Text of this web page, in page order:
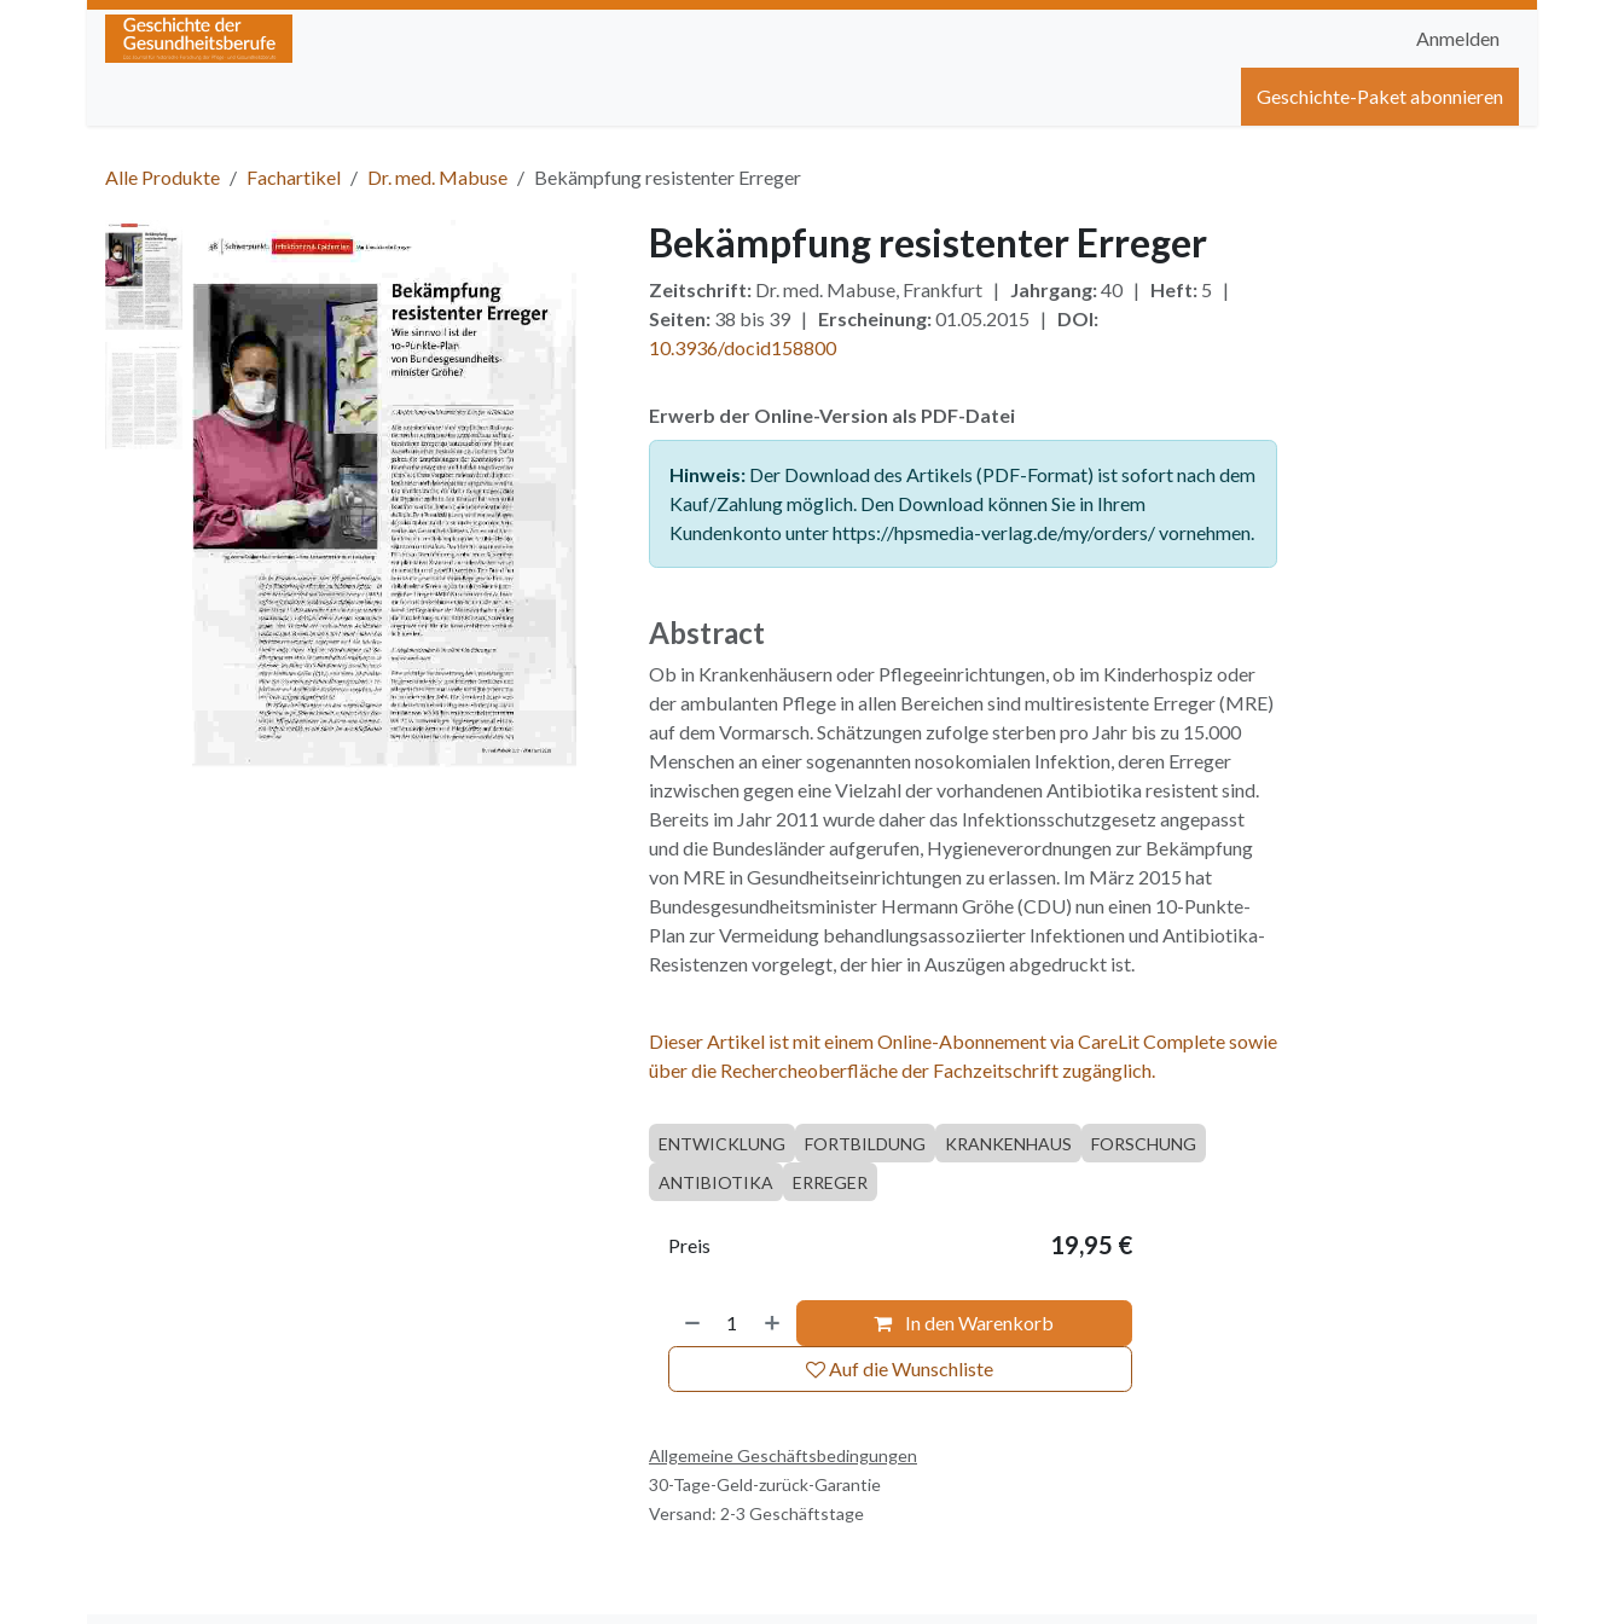
Zum Inhalt springen
Anmelden
Hilfe
Geschichte-Paket abonnieren
Alle Produkte Fachartikel Dr. med. Mabuse Bekämpfung resistenter Erreger
Bekämpfung resistenter Erreger
Zeitschrift:Dr. med. Mabuse, Frankfurt | Jahrgang:40 | Heft:5 |
Seiten:38 bis 39 | Erscheinung:01.05.2015 | DOI:
10.3936/docid158800
Erwerb der Online-Version als PDF-Datei
Hinweis:Der Download des Artikels (PDF-Format) ist sofort nach dem
Kauf/Zahlung möglich. Den Download können Sie in Ihrem
Kundenkonto unter https://hpsmedia-verlag.de/my/orders/ vornehmen.
Abstract
Ob in Krankenhäusern oder Pflegeeinrichtungen, ob im Kinderhospiz oder
der ambulanten Pflege in allen Bereichen sind multiresistente Erreger (MRE)
auf dem Vormarsch. Schätzungen zufolge sterben pro Jahr bis zu 15.000
Menschen an einer sogenannten nosokomialen Infektion, deren Erreger
inzwischen gegen eine Vielzahl der vorhandenen Antibiotika resistent sind.
Bereits im Jahr 2011 wurde daher das Infektionsschutzgesetz angepasst
und die Bundesländer aufgerufen, Hygieneverordnungen zur Bekämpfung
von MRE in Gesundheitseinrichtungen zu erlassen. Im März 2015 hat
Bundesgesundheitsminister Hermann Gröhe (CDU) nun einen 10-Punkte-
Plan zur Vermeidung behandlungsassoziierter Infektionen und Antibiotika-
Resistenzen vorgelegt, der hier in Auszügen abgedruckt ist.
Dieser Artikel ist mit einem Online-Abonnement via CareLit Complete sowie
über die Rechercheoberfläche der Fachzeitschrift zugänglich.
ENTWICKLUNG FORTBILDUNG KRANKENHAUS
FORSCHUNG
ANTIBIOTIKA
ERREGER
In den Warenkorb
Auf die Wunschliste
Preis 19,95 €
Allgemeine Geschäftsbedingungen
30-Tage-Geld-zurück-Garantie
Versand: 2-3 Geschäftstage